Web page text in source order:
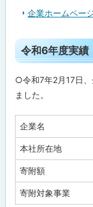
企業ホームペー
ト
ッ
プ
に
る
令和6年度実績
○令和7年2月17日、
ました。
企業名
本社所在地
寄附額
寄附対象事業